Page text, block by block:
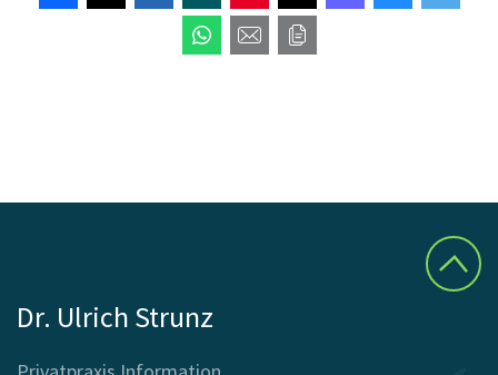
Dr. Ulrich Strunz